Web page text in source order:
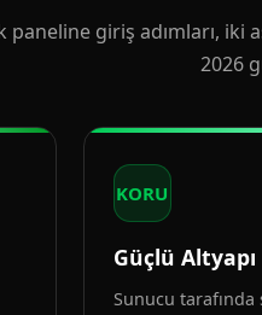
paneline giriş adımları, iki
2026
KORU
Güçlü Altyapı
Sunucu